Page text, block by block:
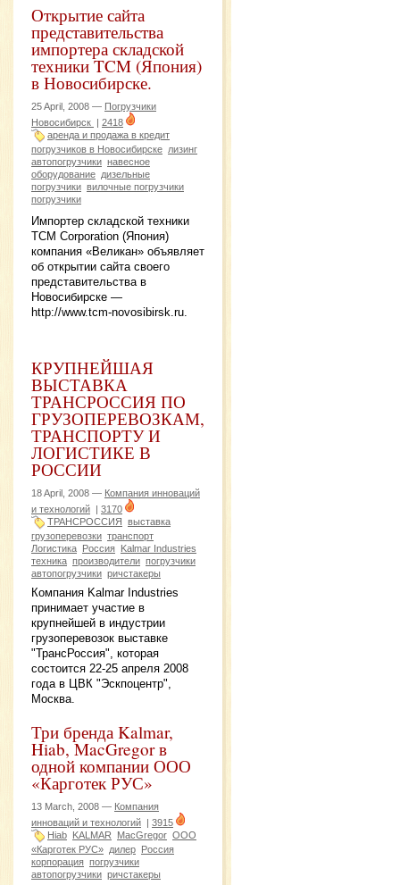
Открытие сайта
представительства
импортера складской
техники TCM (Япония)
в Новосибирске.
25 April, 2008 — Погрузчики
Новосибирск
2418
аренда и продажа в кредит
погрузчиков в Новосибирске лизинг
автопогрузчики навесное
оборудование дизельные
погрузчики вилочные погрузчики
погрузчики
Импортер складской техники
TCM Corporation (Япония)
компания «Великан» объявляет
об открытии сайта своего
представительства в
Новосибирске —
http://www.tcm-novosibirsk.ru.
КРУПНЕЙШАЯ
ВЫСТАВКА
ТРАНСРОССИЯ ПО
ГРУЗОПЕРЕВОЗКАМ,
ТРАНСПОРТУ И
ЛОГИСТИКЕ В
РОССИИ
18 April, 2008 — Компания инноваций
и технологий | 3170
ТРАНСРОССИЯ выставка
грузоперевозки транспорт
Логистика Россия Kalmar Industries
техника производители погрузчики
автопогрузчики ричстакеры
Компания Kalmar Industries
принимает участие в
крупнейшей в индустрии
грузоперевозок выставке
"ТрансРоссия", которая
состоится 22-25 апреля 2008
года в ЦВК "Эскпоцентр",
Москва.
Три бренда Kalmar,
Hiab, MacGregor в
одной компании ООО
«Карготек РУС»
13 March, 2008 — Компания
инноваций и технологий | 3915
Hiab KALMAR MacGregor ООО
«Карготек РУС» дилер Россия
корпорация погрузчики
автопогрузчики ричстакеры